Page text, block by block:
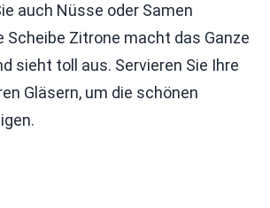
auch Nüsse oder Samen
Scheibe Zitrone macht das Ganze
sieht toll aus. Servieren Sie Ihre
Gläsern, um die schönen